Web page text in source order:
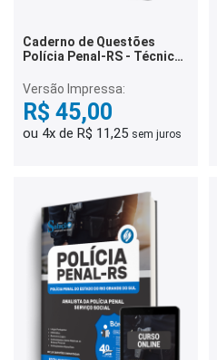
Caderno de Questões
Polícia Penal-RS - Técnico
Penal - 500 Questões
Gabaritadas
Versão Impressa:
R$ 45,00
ou 4x de R$ 11,25 sem juros